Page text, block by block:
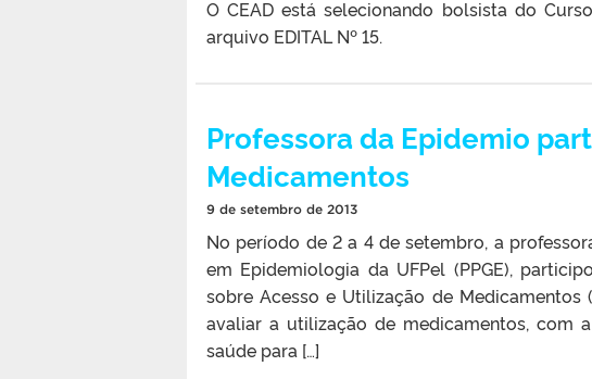
O CEAD está selecionando bolsista do
arquivo EDITAL Nº 15.
Professora da Epidemio
Medicamentos
9 de setembro de 2013
No período de 2 a 4 de setembro, a
em Epidemiologia da UFPel (PPGE),
sobre Acesso e Utilização de Medicamentos
avaliar a utilização de medicamentos, com
saúde para […]